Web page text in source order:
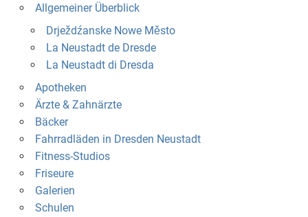
Allgemeiner Überblick
Drježdźanske Nowe Město
La Neustadt de Dresde
La Neustadt di Dresda
Apotheken
Ärzte & Zahnärzte
Bäcker
Fahrradläden in Dresden Neustadt
Fitness-Studios
Friseure
Galerien
Schulen